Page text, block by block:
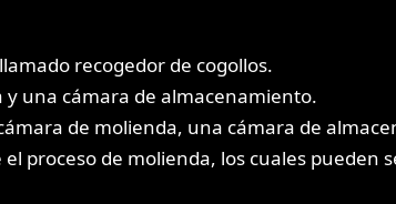
recogedor de cogollos.
una cámara de almacenamiento.
de molienda, una cámara de
proceso de molienda, los cuales pueden